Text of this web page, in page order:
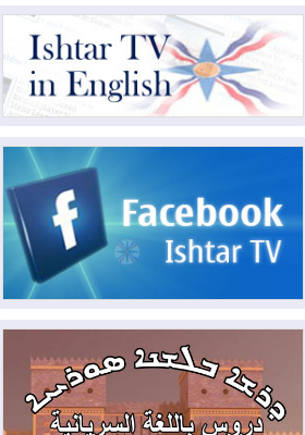
2026-08-06ائتلاف ادارة الدولة: من
يقومون بسلوك يهدد امن البلاد خارجون عن
القانون يجب محاربتهم
2026-08-06بعد هجومين قرب باب المندب..
الأحمر
2026-08-06مئات القاصرين بلا مأوى.. أزمة
سبتة تتصاعد وتضغط على مدريد
لمدة عام.. بدء توريد 100
مليون قدم مكعب يومياً من غاز كورمور في
إقليم كوردستان إلى وزارة الكهرباء العراقية
2026-08-05
15كارثة بيئية ومناخية ترسم
ملامح أخطر التحديات التي تواجه العراق
اليوم